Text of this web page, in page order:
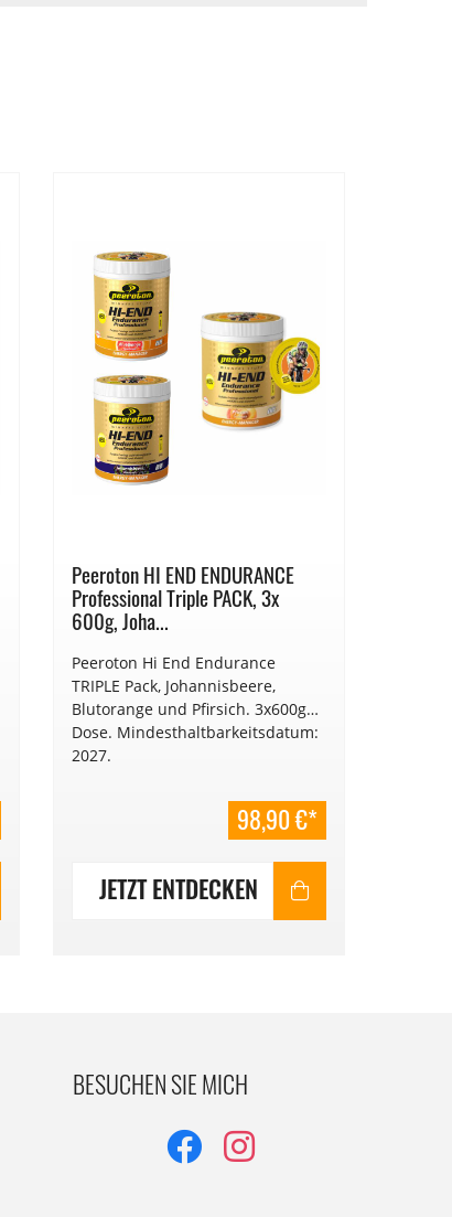
Peeroton HI END ENDURANCE
Professional Triple PACK, 3x
600g, Joha...
Peeroton Hi End Endurance
TRIPLE Pack, Johannisbeere,
Blutorange und Pfirsich. 3x600g
Dose. Mindesthaltbarkeitsdatum:
2027.
98,90 €*
JETZT ENTDECKEN
BESUCHEN SIE MICH